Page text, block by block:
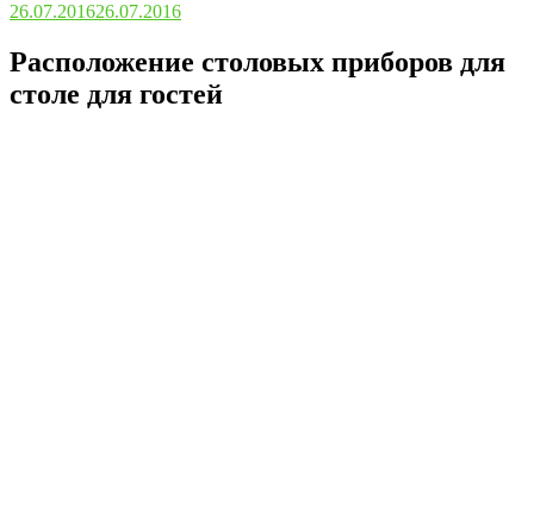
26.07.201626.07.2016
Расположение столовых приборов для
столе для гостей